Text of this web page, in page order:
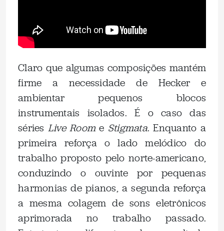
Claro que algumas composições mantém
firme a necessidade de Hecker e
ambientar pequenos blocos
instrumentais isolados. É o caso das
séries Live Room e Stigmata. Enquanto a
primeira reforça o lado melódico do
trabalho proposto pelo norte-americano,
conduzindo o ouvinte por pequenas
harmonias de pianos, a segunda reforça
a mesma colagem de sons eletrônicos
aprimorada no trabalho passado.